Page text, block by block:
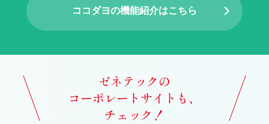
ココダヨの機能紹介はこちら
ゼネテックの
コーポレートサイトも、
チェック！